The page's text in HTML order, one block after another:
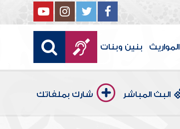
المواريث بنين وبنات
البث المباشر شارك بملفاتك